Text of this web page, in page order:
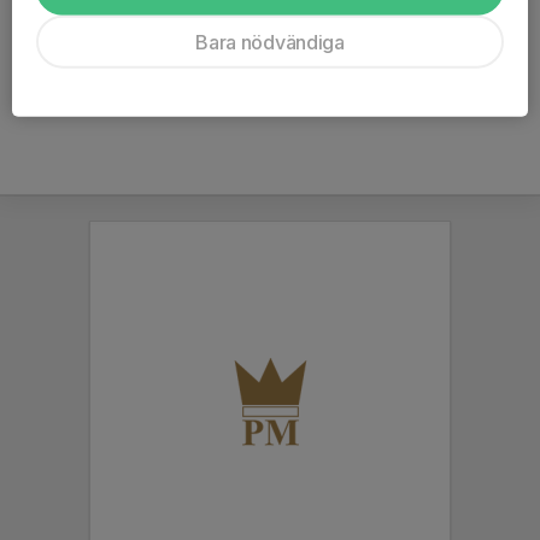
Om du har frågor kring din betalning kontakta vår kassör via mejl:
Bara nödvändiga